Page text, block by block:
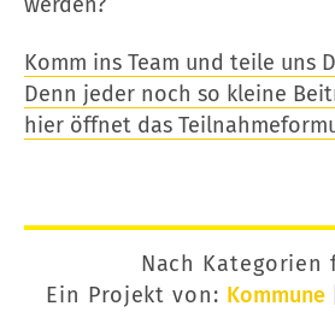
Komm ins Team und teile uns
Denn jeder noch so kleine
hier öffnet das
Nach Kategorien
Ein Projekt von: Kommune|